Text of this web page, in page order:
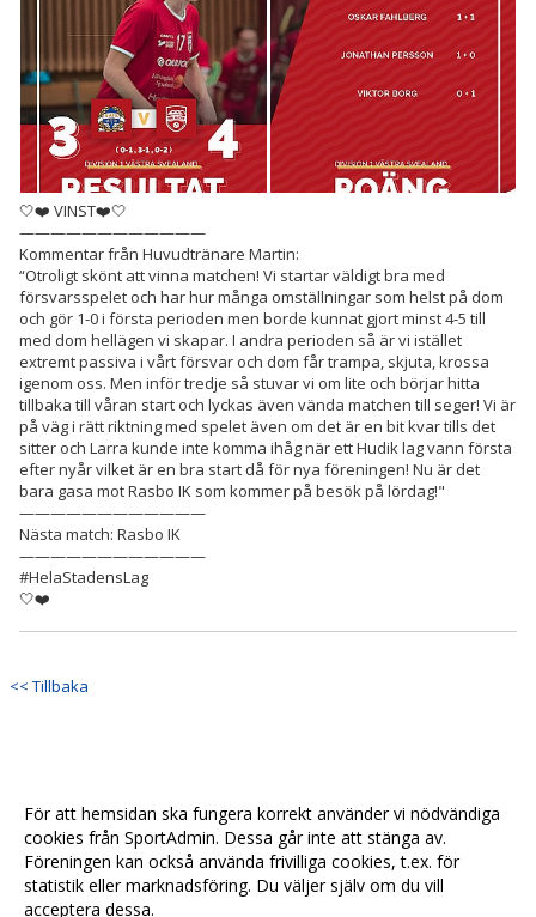
WEBBSÄNDNINGAR
🤍❤️ VINST❤️🤍
————————————
Kommentar från Huvudtränare Martin:
“Otroligt skönt att vinna matchen! Vi startar väldigt bra med
försvarsspelet och har hur många omställningar som helst på dom
och gör 1-0 i första perioden men borde kunnat gjort minst 4-5 till
med dom hellägen vi skapar. I andra perioden så är vi istället
extremt passiva i vårt försvar och dom får trampa, skjuta, krossa
igenom oss. Men inför tredje så stuvar vi om lite och börjar hitta
tillbaka till våran start och lyckas även vända matchen till seger! Vi är
på väg i rätt riktning med spelet även om det är en bit kvar tills det
sitter och Larra kunde inte komma ihåg när ett Hudik lag vann första
efter nyår vilket är en bra start då för nya föreningen! Nu är det
bara gasa mot Rasbo IK som kommer på besök på lördag!"
————————————
Nästa match: Rasbo IK
————————————
#HelaStadensLag
🤍❤️
<< Tillbaka
För att hemsidan ska fungera korrekt använder vi nödvändiga
cookies från SportAdmin. Dessa går inte att stänga av.
Föreningen kan också använda frivilliga cookies, t.ex. för
statistik eller marknadsföring. Du väljer själv om du vill
acceptera dessa.